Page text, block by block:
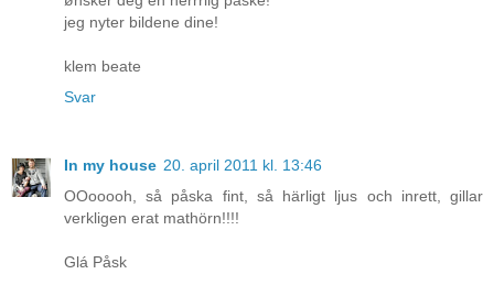
jeg nyter bildene dine!
klem beate
Svar
In my house 20. april 2011 kl. 13:46
OOooooh, så påska fint, så härligt ljus och inrett, gillar
verkligen erat mathörn!!!!
Glá Påsk